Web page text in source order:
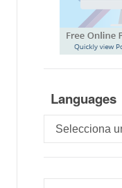
Languages
Languages